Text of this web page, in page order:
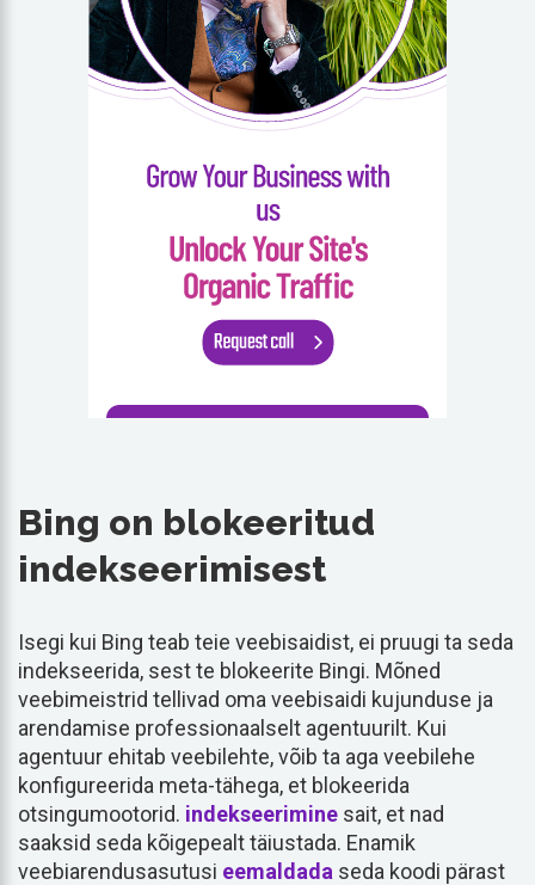
Bing on blokeeritud
indekseerimisest
Isegi kui Bing teab teie veebisaidist, ei pruugi ta seda
indekseerida, sest te blokeerite Bingi. Mõned
veebimeistrid tellivad oma veebisaidi kujunduse ja
arendamise professionaalselt agentuurilt. Kui
agentuur ehitab veebilehte, võib ta aga veebilehe
konfigureerida meta-tähega, et blokeerida
otsingumootorid. indekseerimine sait, et nad
saaksid seda kõigepealt täiustada. Enamik
veebiarendusasutusi eemaldada seda koodi pärast